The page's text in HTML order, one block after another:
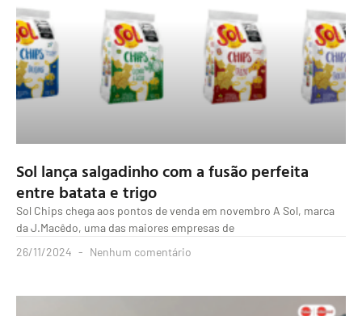
Sol lança salgadinho com a fusão perfeita
entre batata e trigo
Sol Chips chega aos pontos de venda em novembro A Sol, marca
da J.Macêdo, uma das maiores empresas de
26/11/2024
Nenhum comentário